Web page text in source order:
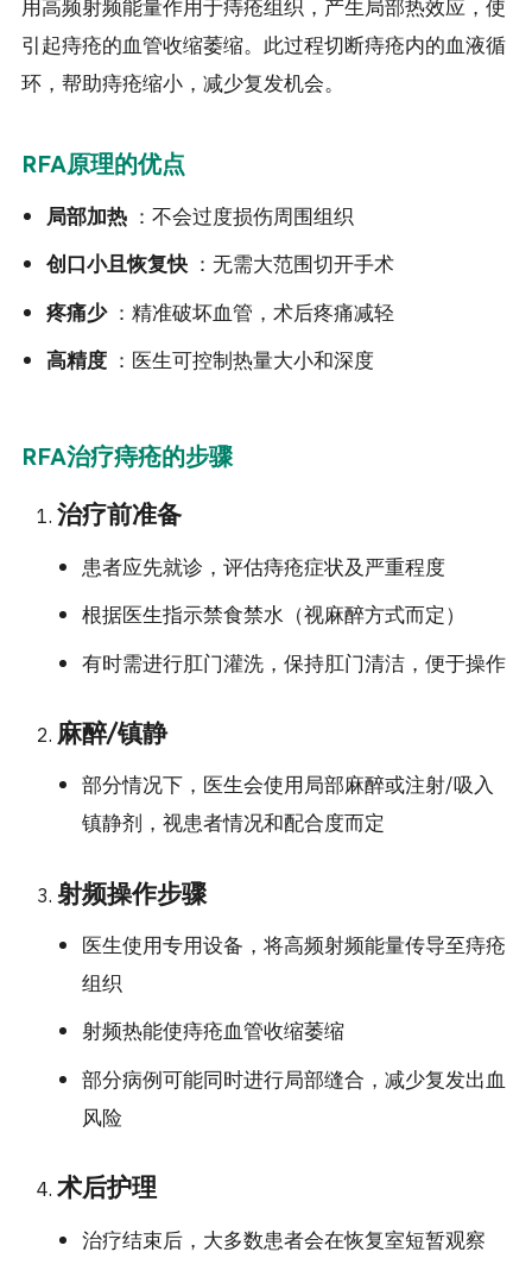
用高频射频能量作用于痔疮组织，产生局部热效应，使
引起痔疮的血管收缩萎缩。此过程切断痔疮内的血液循
环，帮助痔疮缩小，减少复发机会。
RFA原理的优点
局部加热 ：不会过度损伤周围组织
创口小且恢复快 ：无需大范围切开手术
疼痛少 ：精准破坏血管，术后疼痛减轻
高精度 ：医生可控制热量大小和深度
RFA治疗痔疮的步骤
治疗前准备
患者应先就诊，评估痔疮症状及严重程度
根据医生指示禁食禁水（视麻醉方式而定）
有时需进行肛门灌洗，保持肛门清洁，便于操作
麻醉/镇静
部分情况下，医生会使用局部麻醉或注射/吸入
镇静剂，视患者情况和配合度而定
射频操作步骤
医生使用专用设备，将高频射频能量传导至痔疮
组织
射频热能使痔疮血管收缩萎缩
部分病例可能同时进行局部缝合，减少复发出血
风险
术后护理
治疗结束后，大多数患者会在恢复室短暂观察